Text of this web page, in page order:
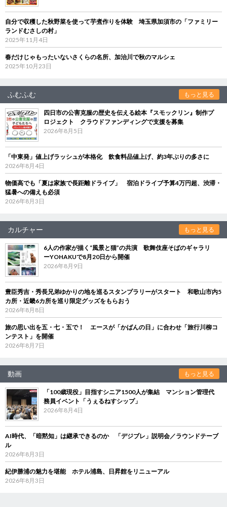
自分で収穫した秋野菜を使って芋煮作りを体験 埼玉県加須市の「ファミリー
ランドむさしの村」
2025年11月4日
春だけじゃもったいないさくらの名所、加治川で秋のマルシェ
2025年10月23日
ふむふむ もっと見る
四日市の公害克服の歴史を伝える絵本『スモックリン』制作プ
ロジェクト クラウドファンディングで支援を募集
2026年8月5日
「中東発」値上げラッシュが本格化 飲食料品値上げ、約3年ぶりの多さに
2026年8月4日
物価高でも「夏は家族で長距離ドライブ」 宿泊ドライブ予算4万円超、渋滞・
猛暑への備えも必須
2026年8月3日
カルチャー もっと見る
6人の作家が描く“風景と猫”の共演 歌舞伎座そばのギャラリ
ーYOHAKUで8月20日から開催
2026年8月9日
豊臣秀吉・秀長兄弟ゆかりの地を巡るスタンプラリーがスタート 和歌山市内5
カ所・近畿6カ所を巡り限定グッズをもらおう
2026年8月8日
旅の思い出を五・七・五で！ エースが「かばんの日」に合わせ「旅行川柳コ
ンテスト」を開催
2026年8月7日
動画 もっと見る
「100歳現役」目指すシニア1500人が集結 マンション管理代
務員イベント「うぇるねすシップ」
2026年8月4日
AI時代、「暗黙知」は継承できるのか 「デジブレ」説明会／ラウンドテーブ
ル
2026年8月3日
紀伊勝浦の魅力を堪能 ホテル浦島、日昇館をリニューアル
2026年8月3日